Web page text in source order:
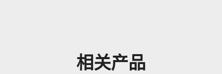
相关产品